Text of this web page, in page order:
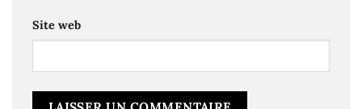
Site web